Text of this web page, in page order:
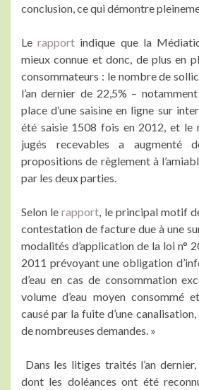
conclusion, ce qui démontre
Lerapport indique que la
mieux connue et donc, de plus en
consommateurs : le nombre de
l’an dernier de 22,5% –
place d’une saisine en ligne sur
été saisie 1508 fois en 2012, et le
jugés recevables a augmenté
propositions de règlement à
par les deux parties.
Selon lerapport, le principal motif
contestation de facture due à une
modalités d’application de la loi n°
2011 prévoyant une obligation
d’eau en cas de consommation
volume d’eau moyen consommé
causé par la fuite d’une
de nombreuses demandes. »
Dans les litiges traités l’an
dont les doléances ont été